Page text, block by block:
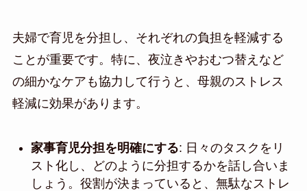
夫婦で育児を分担し、それぞれの負担を軽減する
ことが重要です。特に、夜泣きやおむつ替えなど
の細かなケアも協力して行うと、母親のストレス
軽減に効果があります。
家事育児分担を明確にする: 日々のタスクをリ
スト化し、どのように分担するかを話し合いま
しょう。役割が決まっていると、無駄なストレ